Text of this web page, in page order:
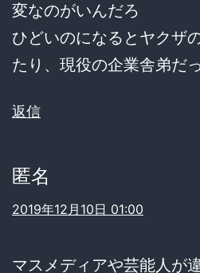
変なのがいんだろ
ひどいのになるとヤクザ
たり、現役の企業舎弟だ
返信
匿名
2019年12月10日 01:00
マスメディアや芸能人が